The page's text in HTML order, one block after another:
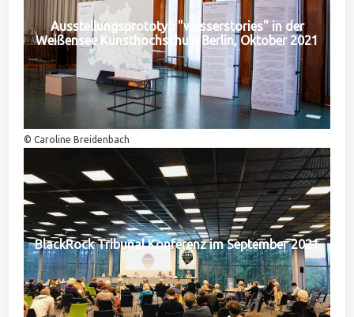
Ausstellungsprototyp "wasserstories" in der
Weißensee Kunsthochschule Berlin, Oktober 2021
© Caroline Breidenbach
BlackRock Tribunal Konferenz im September 2021